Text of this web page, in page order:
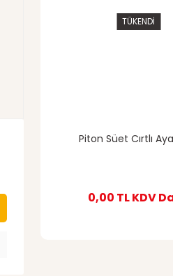
TÜKENDİ
Piton Süet Cırtlı
0,00 TLKDV